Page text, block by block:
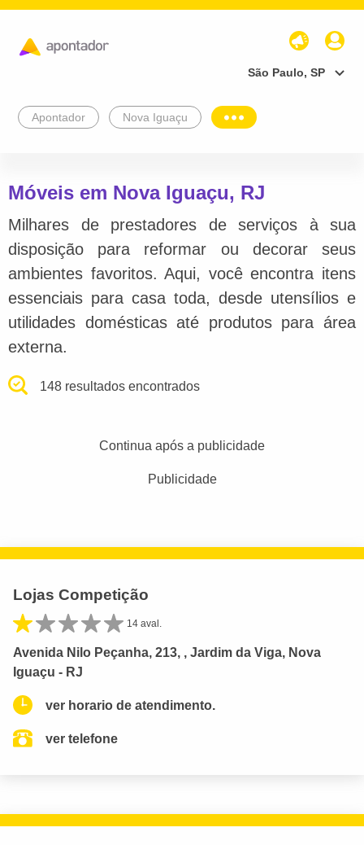
São Paulo, SP
Apontador Nova Iguaçu
Móveis em Nova Iguaçu, RJ
Milhares de prestadores de serviços à sua
disposição para reformar ou decorar seus
ambientes favoritos. Aqui, você encontra itens
essenciais para casa toda, desde utensílios e
utilidades domésticas até produtos para área
externa.
148 resultados encontrados
Continua após a publicidade
Publicidade
Lojas Competição
14 aval.
Avenida Nilo Peçanha, 213, , Jardim da Viga, Nova
Iguaçu - RJ
ver horario de atendimento.
ver telefone